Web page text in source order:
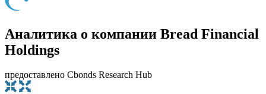
Аналитика о компании Bread Financial
Holdings
предоставлено Cbonds Research Hub